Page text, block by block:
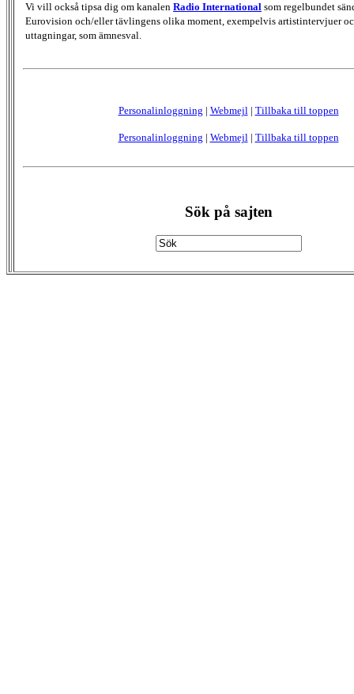
Vi vill också tipsa dig om kanalen Radio International som regelbundet
Eurovision och/eller tävlingens olika moment, exempelvis artistintervjuer
uttagningar, som ämnesval.
Personalinloggning | Webmejl | Tillbaka till toppen
Personalinloggning | Webmejl | Tillbaka till toppen
Sök på sajten